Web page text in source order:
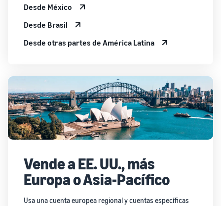
Desde México
Desde Brasil
Desde otras partes de América Latina
Vende a EE. UU., más
Europa o Asia-Pacífico
Usa una cuenta europea regional y cuentas específicas